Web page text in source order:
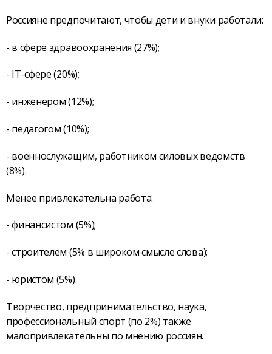
Россияне предпочитают, чтобы дети и внуки работали:
- в сфере здравоохранения (27%);
- IT-сфере (20%);
- инженером (12%);
- педагогом (10%);
- военнослужащим, работником силовых ведомств
(8%).
Менее привлекательна работа:
- финансистом (5%);
- строителем (5% в широком смысле слова);
- юристом (5%).
Творчество, предпринимательство, наука,
профессиональный спорт (по 2%) также
малопривлекательны по мнению россиян.